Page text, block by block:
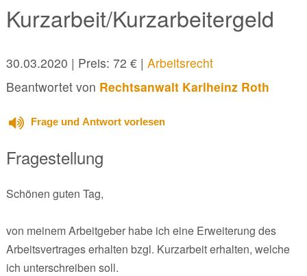
Kurzarbeit/Kurzarbeitergeld
30.03.2020 | Preis: 72 € | Arbeitsrecht
Beantwortet von Rechtsanwalt Karlheinz Roth
Frage und Antwort vorlesen
Fragestellung
Schönen guten Tag,
von meinem Arbeitgeber habe ich eine Erweiterung des
Arbeitsvertrages erhalten bzgl. Kurzarbeit erhalten, welche
ich unterschreiben soll.